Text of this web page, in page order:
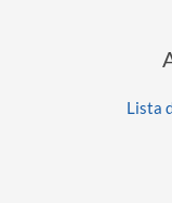
Lista